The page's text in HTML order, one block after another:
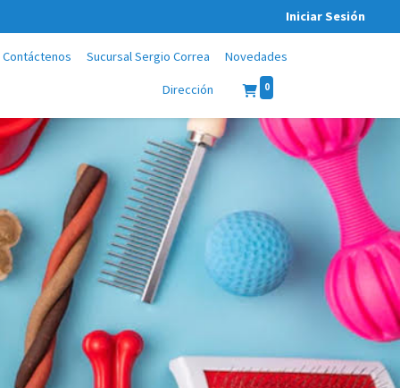
Iniciar Sesión
Contáctenos Sucursal Sergio Correa Novedades
Dirección 0